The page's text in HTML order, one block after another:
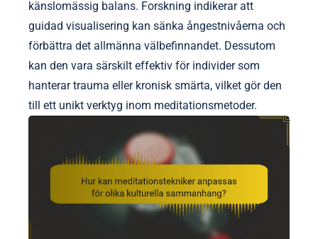
känslomässig balans. Forskning indikerar att
guidad visualisering kan sänka ångestnivåerna och
förbättra det allmänna välbefinnandet. Dessutom
kan den vara särskilt effektiv för individer som
hanterar trauma eller kronisk smärta, vilket gör den
till ett unikt verktyg inom meditationsmetoder.